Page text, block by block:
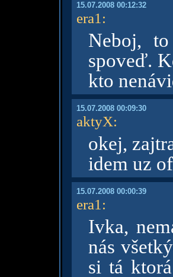
15.07.2008 00:12:32
era1 :
Neboj,
spoveď.
kto
15.07.2008 00:09:30
aktyX:
okej,
idem uz
15.07.2008 00:00:39
era1 :
Ivka,
nás
si tá